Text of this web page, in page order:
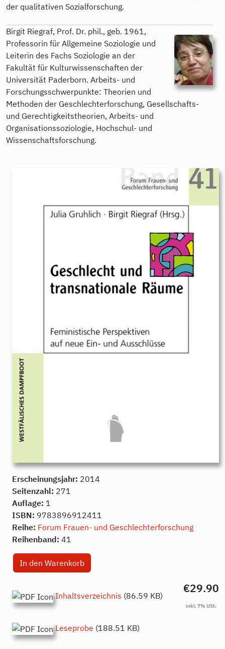
der qualitativen Sozialforschung.
Birgit Riegraf, Prof. Dr. phil., geb. 1961,
Professorin für Allgemeine Soziologie und
Leiterin des Fachs Soziologie an der
Fakultät für Kulturwissenschaften der
Universität Paderborn. Arbeits- und
Forschungsschwerpunkte: Theorien und
Methoden der Geschlechterforschung, Gesellschafts-
und Gerechtigkeitstheorien, Arbeits- und
Organisationssoziologie, Hochschul- und
Wissenschaftsforschung.
Erscheinungsjahr: 2014
Seitenzahl: 271
Auflage: 1
ISBN: 9783896912411
Reihe: Forum Frauen- und Geschlechterforschung
Reihenband: 41
€29.90
Inhaltsverzeichnis (86.59 KB)
Leseprobe (188.51 KB)